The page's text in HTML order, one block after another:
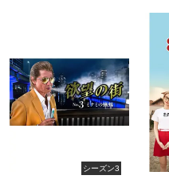
シーズン3